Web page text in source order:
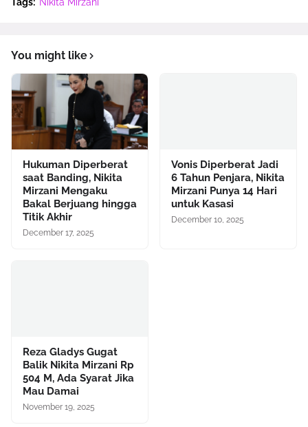
You might like
Hukuman Diperberat
saat Banding, Nikita
Mirzani Mengaku
Bakal Berjuang hingga
Titik Akhir
December 17, 2025
Vonis Diperberat Jadi
6 Tahun Penjara, Nikita
Mirzani Punya 14 Hari
untuk Kasasi
December 10, 2025
Reza Gladys Gugat
Balik Nikita Mirzani Rp
504 M, Ada Syarat Jika
Mau Damai
November 19, 2025